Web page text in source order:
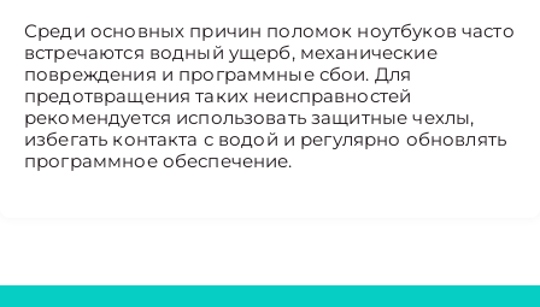
Среди основных причин поломок ноутбуков часто
встречаются водный ущерб, механические
повреждения и программные сбои. Для
предотвращения таких неисправностей
рекомендуется использовать защитные чехлы,
избегать контакта с водой и регулярно обновлять
программное обеспечение.